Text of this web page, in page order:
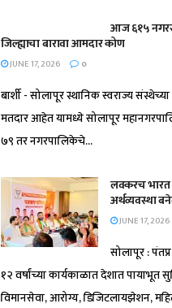
आज ६१५
जिल्ह्याचा बारावा आमदार कोण
JUNE 17, 2026 0
बार्शी - सोलापूर स्थानिक स्वराज्य
मतदार आहेत यामध्ये सोलापूर
७९ तर नगरपालिकेचे...
लवकरच भारत
अर्थव्यवस्था
JUNE 17, 2026
सोलापूर :
१२ वर्षांच्या कार्यकाळात देशात पायाभूत
विमानसेवा, आरोग्य, डिजिटलायझेशन,